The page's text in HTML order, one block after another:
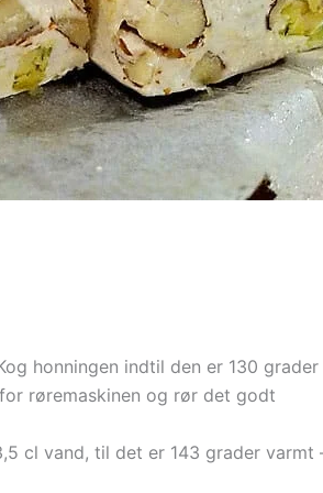
honningen indtil den er 130 grader
røremaskinen og rør det godt
cl vand, til det er 143 grader varmt